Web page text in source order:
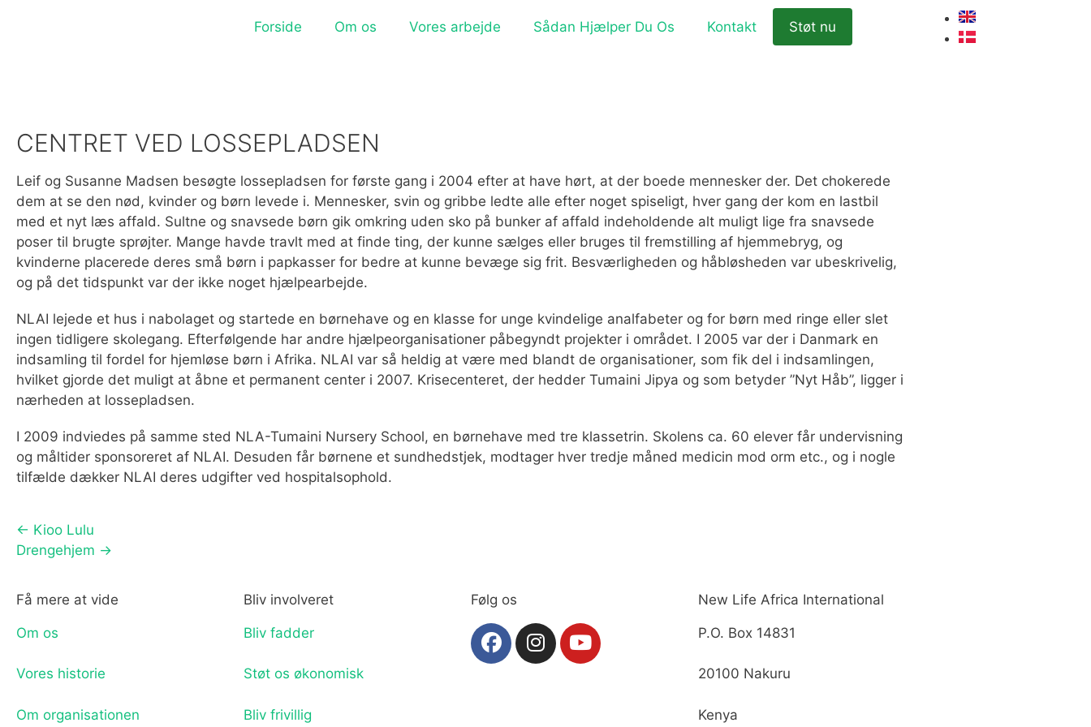
Forside Om os Vores arbejde Sådan Hjælper Du Os Kontakt Støt nu
CENTRET VED LOSSEPLADSEN
Leif og Susanne Madsen besøgte lossepladsen for første gang i 2004 efter at have hørt, at der boede mennesker der. Det chokerede
dem at se den nød, kvinder og børn levede i. Mennesker, svin og gribbe ledte alle efter noget spiseligt, hver gang der kom en lastbil
med et nyt læs affald. Sultne og snavsede børn gik omkring uden sko på bunker af affald indeholdende alt muligt lige fra snavsede
poser til brugte sprøjter. Mange havde travlt med at finde ting, der kunne sælges eller bruges til fremstilling af hjemmebryg, og
kvinderne placerede deres små børn i papkasser for bedre at kunne bevæge sig frit. Besværligheden og håbløsheden var ubeskrivelig,
og på det tidspunkt var der ikke noget hjælpearbejde.
NLAI lejede et hus i nabolaget og startede en børnehave og en klasse for unge kvindelige analfabeter og for børn med ringe eller slet
ingen tidligere skolegang. Efterfølgende har andre hjælpeorganisationer påbegyndt projekter i området. I 2005 var der i Danmark en
indsamling til fordel for hjemløse børn i Afrika. NLAI var så heldig at være med blandt de organisationer, som fik del i indsamlingen,
hvilket gjorde det muligt at åbne et permanent center i 2007. Krisecenteret, der hedder Tumaini Jipya og som betyder ”Nyt Håb”, ligger i
nærheden at lossepladsen.
I 2009 indviedes på samme sted NLA-Tumaini Nursery School, en børnehave med tre klassetrin. Skolens ca. 60 elever får undervisning
og måltider sponsoreret af NLAI. Desuden får børnene et sundhedstjek, modtager hver tredje måned medicin mod orm etc., og i nogle
tilfælde dækker NLAI deres udgifter ved hospitalsophold.
← Kioo Lulu
Drengehjem →
Få mere at vide
Om os
Vores historie
Om organisationen
Bliv involveret
Bliv fadder
Støt os økonomisk
Bliv frivillig
Følg os New Life Africa International
P.O. Box 14831
20100 Nakuru
Kenya